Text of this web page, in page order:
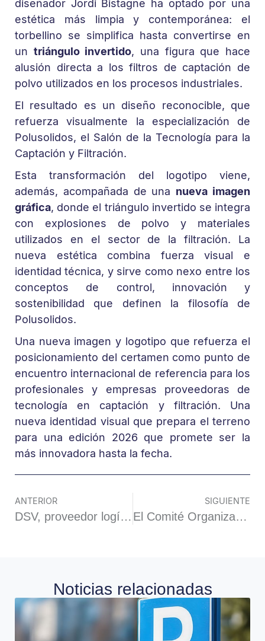
diseñador Jordi Bistagne ha optado por una
estética más limpia y contemporánea: el
torbellino se simplifica hasta convertirse en
un triángulo invertido, una figura que hace
alusión directa a los filtros de captación de
polvo utilizados en los procesos industriales.
El resultado es un diseño reconocible, que
refuerza visualmente la especialización de
Polusolidos, el Salón de la Tecnología para la
Captación y Filtración.
Esta transformación del logotipo viene,
además, acompañada de una nueva imagen
gráfica, donde el triángulo invertido se integra
con explosiones de polvo y materiales
utilizados en el sector de la filtración. La
nueva estética combina fuerza visual e
identidad técnica, y sirve como nexo entre los
conceptos de control, innovación y
sostenibilidad que definen la filosofía de
Polusolidos.
Una nueva imagen y logotipo que refuerza el
posicionamiento del certamen como punto de
encuentro internacional de referencia para los
profesionales y empresas proveedoras de
tecnología en captación y filtración. Una
nueva identidad visual que prepara el terreno
para una edición 2026 que promete ser la
más innovadora hasta la fecha.
ANTERIOR
DSV, proveedor logístico oficial del Salón Polusolidos
SIGUIENTE
El Comité Organizador de Polusolidos 2026: el motor que impulsa el salón
Noticias relacionadas